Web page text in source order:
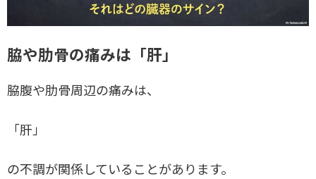
脇や肋骨の痛みは「肝」
脇腹や肋骨周辺の痛みは、
「肝」
の不調が関係していることがあります。